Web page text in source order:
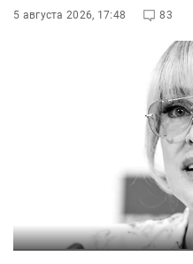
5 августа 2026, 17:48 83